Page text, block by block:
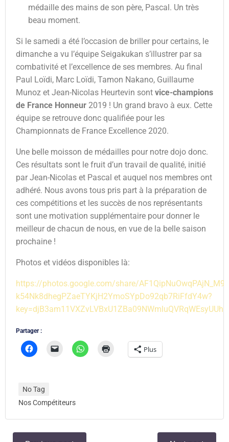
médaille des mains de son père, Pascal. Un très
beau moment.
Si le samedi a été l’occasion de briller pour certains, le
dimanche a vu l’équipe Seigakukan s’illustrer par sa
combativité et l’excellence de ses membres. Au final
Paul Loïdi, Marc Loïdi, Tamon Nakano, Guillaume
Munoz et Jean-Nicolas Heurtevin sont vice-champions
de France Honneur 2019 ! Un grand bravo à eux. Cette
équipe se retrouve donc qualifiée pour les
Championnats de France Excellence 2020.
Une belle moisson de médailles pour notre dojo donc.
Ces résultats sont le fruit d’un travail de qualité, initié
par Jean-Nicolas et Pascal et auquel nos membres ont
adhéré. Nous avons tous pris part à la préparation de
ces compétitions et les succès de nos représentants
sont une motivation supplémentaire pour donner le
meilleur de chacun de nous, en vue de la belle saison
prochaine !
Photos et vidéos disponibles là:
https://photos.google.com/share/
k54Nk8dhegPZaeTYKjH2YmoSYpDo92qb7RiFfdY4w?
key=djB3am11VXZvLVBxU1ZBa09NWmluQVRqWEsyUUhR
Partager :
Plus
No Tag
Nos Compétiteurs